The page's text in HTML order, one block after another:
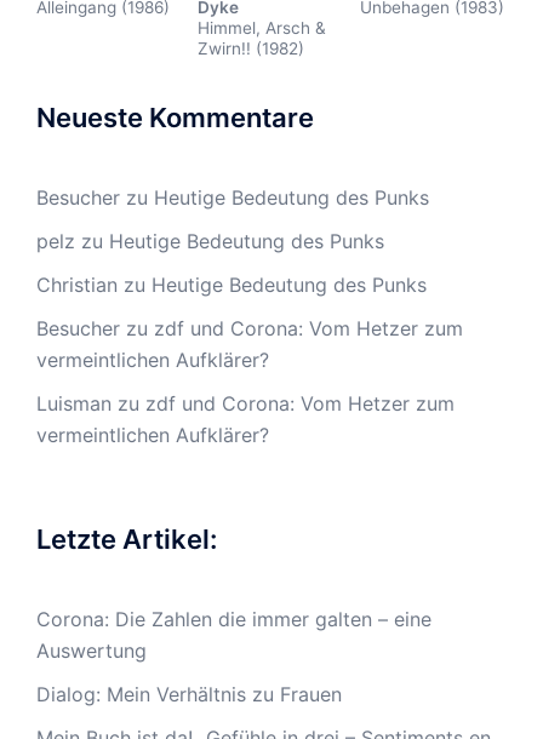
Alleingang (1986)
Dyke
Himmel, Arsch &
Zwirn!! (1982)
Unbehagen (1983)
Neueste Kommentare
Besucher zu Heutige Bedeutung des Punks
pelz zu Heutige Bedeutung des Punks
Christian zu Heutige Bedeutung des Punks
Besucher zu zdf und Corona: Vom Hetzer zum
vermeintlichen Aufklärer?
Luisman zu zdf und Corona: Vom Hetzer zum
vermeintlichen Aufklärer?
Letzte Artikel:
Corona: Die Zahlen die immer galten – eine
Auswertung
Dialog: Mein Verhältnis zu Frauen